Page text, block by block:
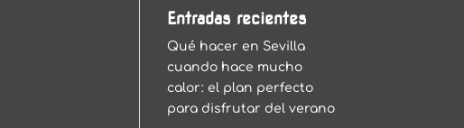
Entradas recientes
Qué hacer en Sevilla
cuando hace mucho
calor: el plan perfecto
para disfrutar del verano